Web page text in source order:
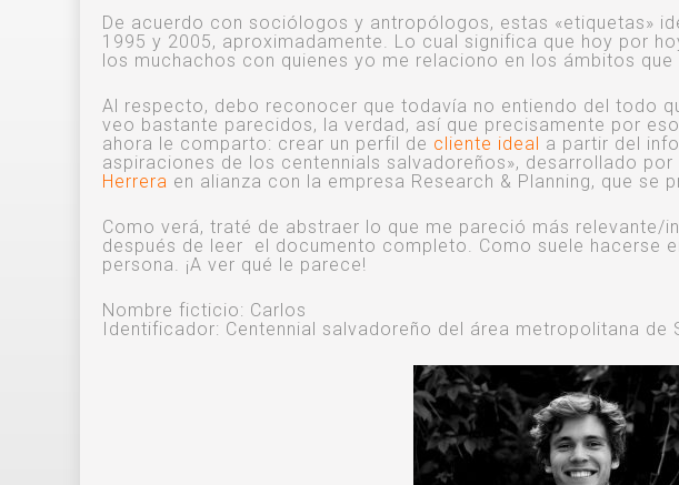
De acuerdo con sociólogos y antropólogos, estas «etiquetas»
1995 y 2005, aproximadamente. Lo cual significa que hoy por
los muchachos con quienes yo me relaciono en los ámbitos que
Al respecto, debo reconocer que todavía no entiendo del todo
veo bastante parecidos, la verdad, así que precisamente por
ahora le comparto: crear un perfil de cliente ideal a partir del
aspiraciones de los centennials salvadoreños», desarrollado por
Herrera en alianza con la empresa Research & Planning, que se
Como verá, traté de abstraer lo que me pareció más relevante/
después de leer el documento completo. Como suele hacerse
persona. ¡A ver qué le parece!
Nombre ficticio: Carlos
Identificador: Centennial salvadoreño del área metropolitana de